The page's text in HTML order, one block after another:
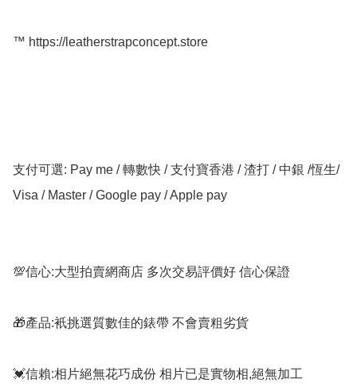
™️ https://leatherstrapconcept.store
支付可選: Pay me / 轉數快 / 支付寶香港 / 渣打 / 中銀 /恆生/
Visa / Master / Google pay / Apple pay
💯信心:大型拍賣網商店 多次交易評價好 信心保證
🎁產品:衹挑選質數佳的錶帶 不會賣粗劣貨
💓信賴:相片絕無花巧成份 相片已是實物相,絕無加工